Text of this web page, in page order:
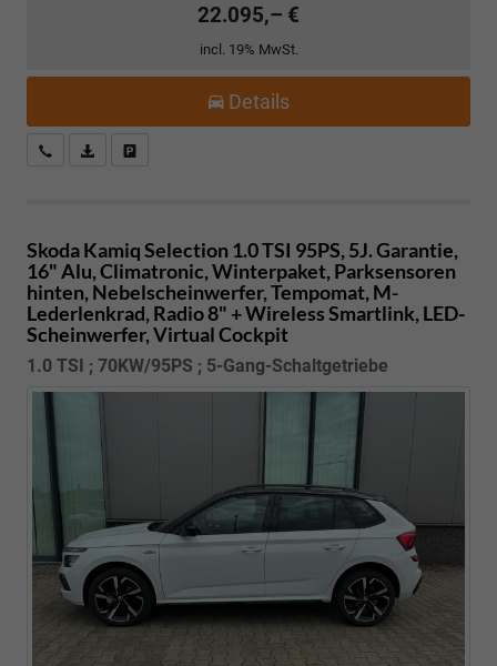
22.095,– €
incl. 19% MwSt.
Details
Kostenloser Rückruf-Service
PDF-Datei, Fahrzeugexposé drucken
Skoda KamiqSelection 1.0 TSI 95PS, 5J. Garantie,
16" Alu, Climatronic, Winterpaket, Parksensoren
hinten, Nebelscheinwerfer, Tempomat, M-
Lederlenkrad, Radio 8" + Wireless Smartlink, LED-
Scheinwerfer, Virtual Cockpit
1.0 TSI ; 70KW/95PS ; 5-Gang-Schaltgetriebe